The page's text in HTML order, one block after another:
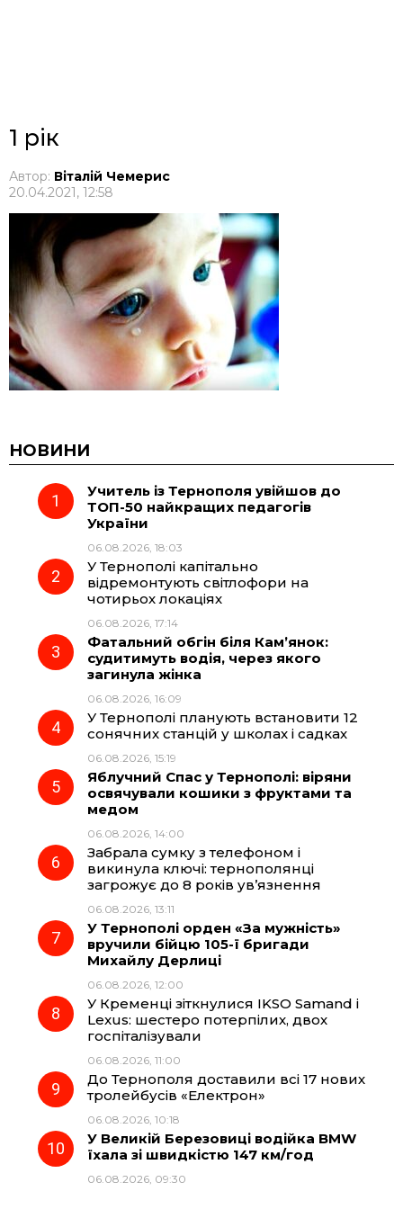
1 рік
Автор: Віталій Чемерис
20.04.2021, 12:58
НОВИНИ
Учитель із Тернополя увійшов до
ТОП-50 найкращих педагогів
України
06.08.2026, 18:03
У Тернополі капітально
відремонтують світлофори на
чотирьох локаціях
06.08.2026, 17:14
Фатальний обгін біля Кам’янок:
судитимуть водія, через якого
загинула жінка
06.08.2026, 16:09
У Тернополі планують встановити 12
сонячних станцій у школах і садках
06.08.2026, 15:19
Яблучний Спас у Тернополі: віряни
освячували кошики з фруктами та
медом
06.08.2026, 14:00
Забрала сумку з телефоном і
викинула ключі: тернополянці
загрожує до 8 років ув’язнення
06.08.2026, 13:11
У Тернополі орден «За мужність»
вручили бійцю 105-ї бригади
Михайлу Дерлиці
06.08.2026, 12:00
У Кременці зіткнулися IKSO Samand і
Lexus: шестеро потерпілих, двох
госпіталізували
06.08.2026, 11:00
До Тернополя доставили всі 17 нових
тролейбусів «Електрон»
06.08.2026, 10:18
У Великій Березовиці водійка BMW
їхала зі швидкістю 147 км/год
06.08.2026, 09:30